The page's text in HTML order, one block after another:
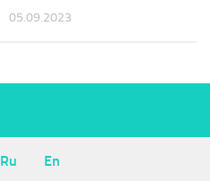
05.09.2023
Ru En